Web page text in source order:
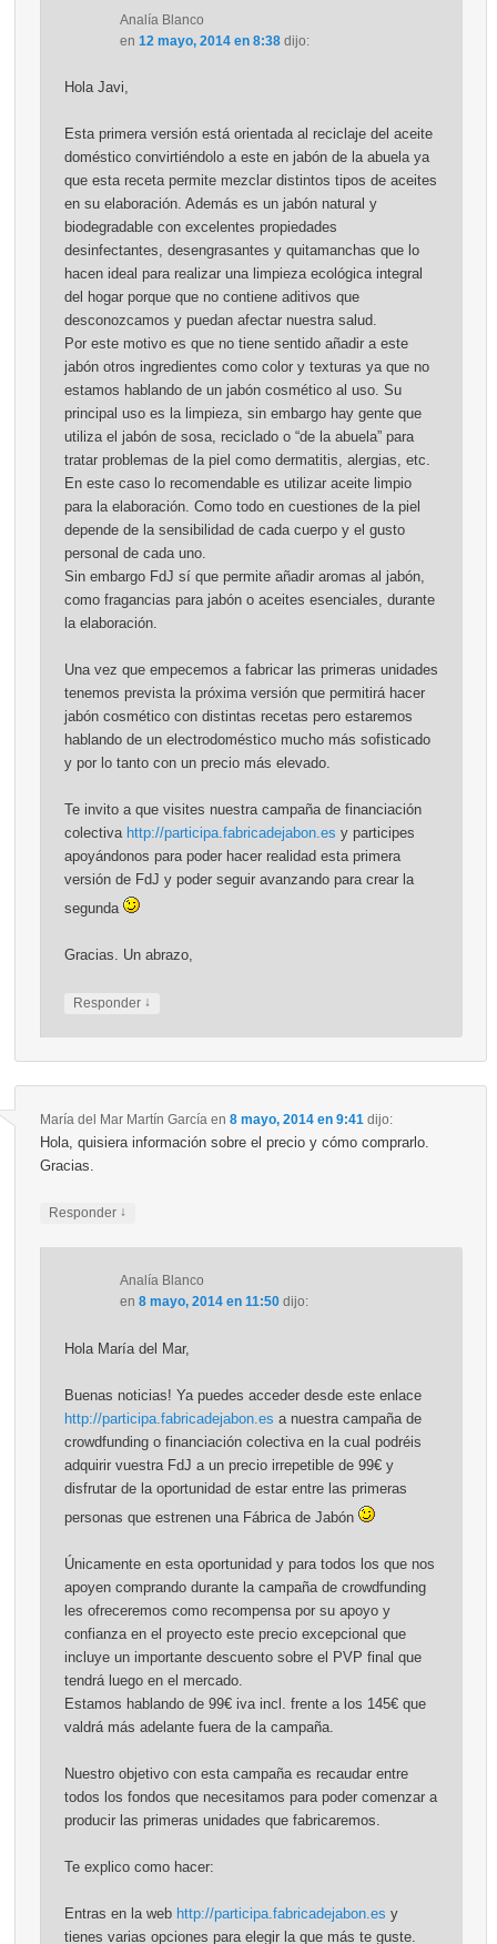
Analía Blanco
en 12 mayo, 2014 en 8:38 dijo:
Hola Javi,
Esta primera versión está orientada al reciclaje del aceite
doméstico convirtiéndolo a este en jabón de la abuela ya
que esta receta permite mezclar distintos tipos de aceites
en su elaboración. Además es un jabón natural y
biodegradable con excelentes propiedades
desinfectantes, desengrasantes y quitamanchas que lo
hacen ideal para realizar una limpieza ecológica integral
del hogar porque que no contiene aditivos que
desconozcamos y puedan afectar nuestra salud.
Por este motivo es que no tiene sentido añadir a este
jabón otros ingredientes como color y texturas ya que no
estamos hablando de un jabón cosmético al uso. Su
principal uso es la limpieza, sin embargo hay gente que
utiliza el jabón de sosa, reciclado o “de la abuela” para
tratar problemas de la piel como dermatitis, alergias, etc.
En este caso lo recomendable es utilizar aceite limpio
para la elaboración. Como todo en cuestiones de la piel
depende de la sensibilidad de cada cuerpo y el gusto
personal de cada uno.
Sin embargo FdJ sí que permite añadir aromas al jabón,
como fragancias para jabón o aceites esenciales, durante
la elaboración.
Una vez que empecemos a fabricar las primeras unidades
tenemos prevista la próxima versión que permitirá hacer
jabón cosmético con distintas recetas pero estaremos
hablando de un electrodoméstico mucho más sofisticado
y por lo tanto con un precio más elevado.
Te invito a que visites nuestra campaña de financiación
colectiva http://participa.fabricadejabon.es y participes
apoyándonos para poder hacer realidad esta primera
versión de FdJ y poder seguir avanzando para crear la
segunda
Gracias. Un abrazo,
Responder ↓
María del Mar Martín Garcíaen 8 mayo, 2014 en 9:41 dijo:
Hola, quisiera información sobre el precio y cómo comprarlo.
Gracias.
Responder ↓
Analía Blanco
en 8 mayo, 2014 en 11:50 dijo:
Hola María del Mar,
Buenas noticias! Ya puedes acceder desde este enlace
http://participa.fabricadejabon.es a nuestra campaña de
crowdfunding o financiación colectiva en la cual podréis
adquirir vuestra FdJ a un precio irrepetible de 99€ y
disfrutar de la oportunidad de estar entre las primeras
personas que estrenen una Fábrica de Jabón
Únicamente en esta oportunidad y para todos los que nos
apoyen comprando durante la campaña de crowdfunding
les ofreceremos como recompensa por su apoyo y
confianza en el proyecto este precio excepcional que
incluye un importante descuento sobre el PVP final que
tendrá luego en el mercado.
Estamos hablando de 99€ iva incl. frente a los 145€ que
valdrá más adelante fuera de la campaña.
Nuestro objetivo con esta campaña es recaudar entre
todos los fondos que necesitamos para poder comenzar a
producir las primeras unidades que fabricaremos.
Te explico como hacer:
Entras en la web http://participa.fabricadejabon.es y
tienes varias opciones para elegir la que más te guste.